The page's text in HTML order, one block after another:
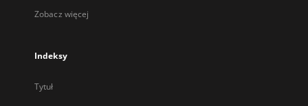
Zobacz więcej
Indeksy
Tytuł